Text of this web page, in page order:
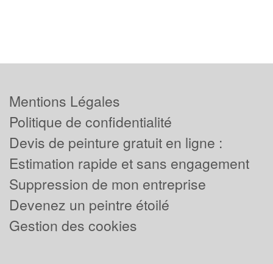
Mentions Légales
Politique de confidentialité
Devis de peinture gratuit en ligne :
Estimation rapide et sans engagement
Suppression de mon entreprise
Devenez un peintre étoilé
Gestion des cookies